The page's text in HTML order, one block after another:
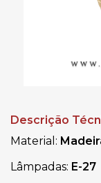
Descrição
Material:
Lâmpadas: E-27